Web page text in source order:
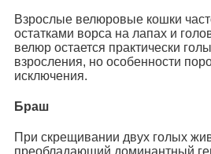
Взрослые велюровые кошки
остатками ворса на лапах и
велюр остается практически
взросления, но особенности
исключения.
Браш
При скрещивании двух голых